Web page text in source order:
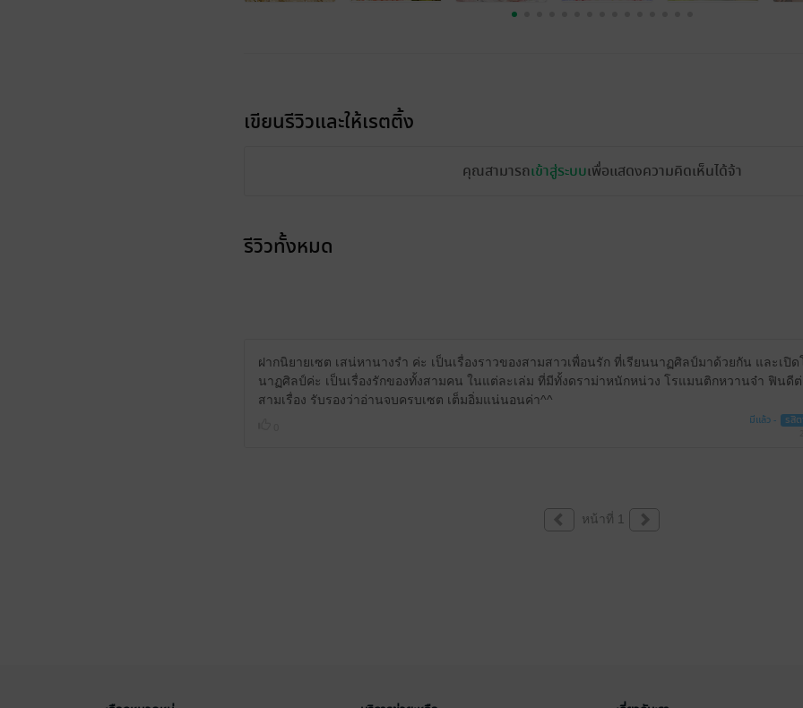
เขียนรีวิวและให้เรตติ้ง
คุณสามารถเข้าสู่ระบบเพื่อแสดงความคิดเห็นได้จ้า
รีวิวทั้งหมด
ฝากนิยายเซต เสน่หานางรำ ค่ะ เป็นเรื่องราวของสามสาวเพื่อนรัก ที่เรียนนาฏศิลป์มาด้วยกัน และเปิด
นาฏศิลป์ค่ะ เป็นเรื่องรักของทั้งสามคน ในแต่ละเล่ม ที่มีทั้งดราม่าหนักหน่วง โรแมนติกหวานจ๋า ฟินดี
สามเรื่อง รับรองว่าอ่านจบครบเซต เต็มอิ่มแน่นอนค่า^^
มีแล้ว - รสิ
หน้าที่ 1